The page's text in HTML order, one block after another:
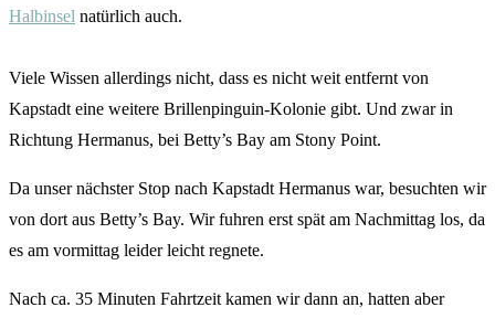
Halbinsel natürlich auch.
Viele Wissen allerdings nicht, dass es nicht weit entfernt von
Kapstadt eine weitere Brillenpinguin-Kolonie gibt. Und zwar in
Richtung Hermanus, bei Betty’s Bay am Stony Point.
Da unser nächster Stop nach Kapstadt Hermanus war, besuchten wir
von dort aus Betty’s Bay. Wir fuhren erst spät am Nachmittag los, da
es am vormittag leider leicht regnete.
Nach ca. 35 Minuten Fahrtzeit kamen wir dann an, hatten aber